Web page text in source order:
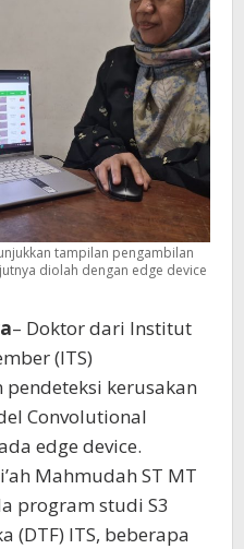
tampilan pengambilan
diolah dengan edge device
– Doktor dari Institut
(ITS)
kerusakan
Convolutional
edge device.
Mahmudah ST MT
program studi S3
(DTF) ITS, beberapa